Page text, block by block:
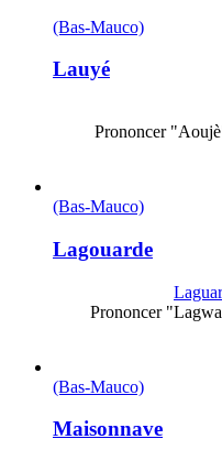
(Bas-Mauco)
Lauyé
Prononcer
(Bas-Mauco)
Lagouarde
Prononcer
(Bas-Mauco)
Maisonnave